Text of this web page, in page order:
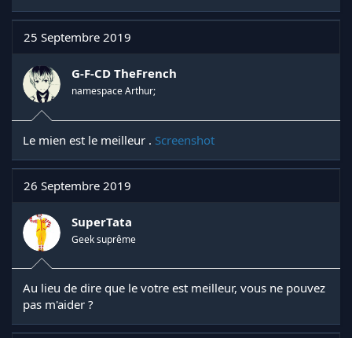
25 Septembre 2019
G-F-CD TheFrench
namespace Arthur;
Le mien est le meilleur . Screenshot
26 Septembre 2019
SuperTata
Geek suprême
Au lieu de dire que le votre est meilleur, vous ne pouvez
pas m'aider ?